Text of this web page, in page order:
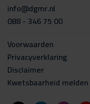
info@dgmr.nl
088 - 346 75 00
Voorwaarden
Privacyverklaring
Disclaimer
Kwetsbaarheid melden